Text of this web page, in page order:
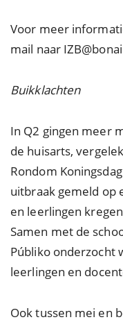
Voor meer
mail naar
Buikklachten
In Q2 gingen meer
de huisarts,
Rondom
uitbraak gemeld op
en leerlingen
Samen met de
Públiko onderzocht
leerlingen en
Ook tussen mei en